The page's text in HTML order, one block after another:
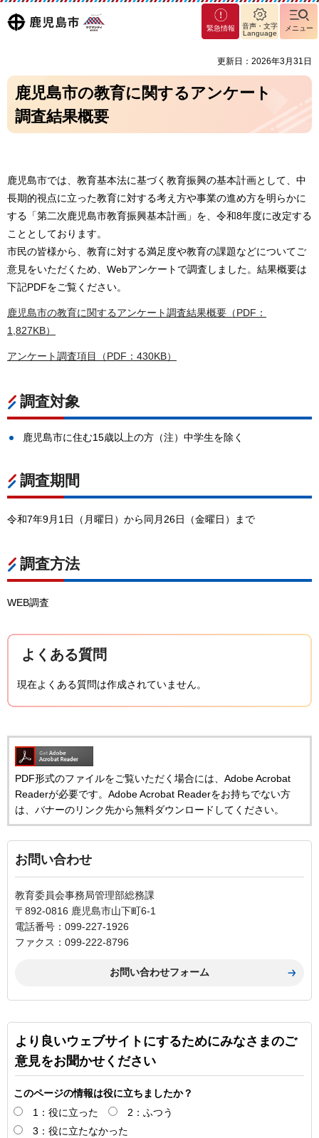
鹿児島
マグ
マシ
緊急情報
音声・文字
Language
メニュー
更新日：2026年3月31日
鹿児島市の教育に関するアンケート
調査結果概要
鹿児島市では、教育基本法に基づく教育振興の基本計画として、中
長期的視点に立った教育に対する考え方や事業の進め方を明らかに
する「第二次鹿児島市教育振興基本計画」を、令和8年度に改定する
こととしております。
市民の皆様から、教育に対する満足度や教育の課題などについてご
意見をいただくため、Webアンケートで調査しました。結果概要は
下記PDFをご覧ください。
鹿児島市の教育に関するアンケート調査結果概要（PDF：
1,827KB）
アンケート調査項目（PDF：430KB）
調査対象
鹿児島市に住む15歳以上の方（注）中学生を除く
調査期間
令和7年9月1日（月曜日）から同月26日（金曜日）まで
調査方法
WEB調査
よくある質問
現在よくある質問は作成されていません。
PDF形式のファイルをご覧いただく場合には、Adobe Acrobat
Readerが必要です。Adobe Acrobat Readerをお持ちでない方
は、バナーのリンク先から無料ダウンロードしてください。
お問い合わせ
教育委員会事務局管理部総務課
〒892-0816 鹿児島市山下町6-1
電話番号：099-227-1926
ファクス：099-222-8796
より良いウェブサイトにするためにみなさまのご
意見をお聞かせください
このページの情報は役に立ちましたか？
1：役に立った
2：ふつう
3：役に立たなかった